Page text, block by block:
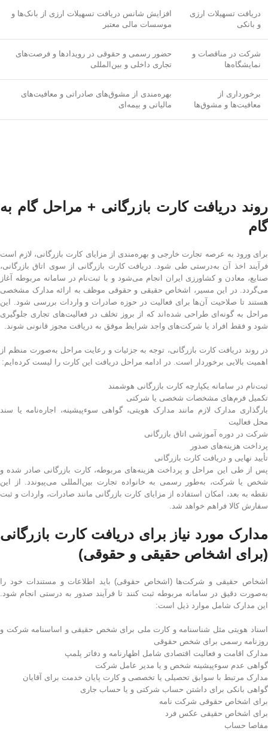
دریافت تسهیلات ارزی
و بانکی
افزایش شانس دریافت تسهیلات ارزی از بانک‌ها و
موسسات مالی معتبر
شرکت در مناقصات و
نمایشگاه‌ها
حضور رسمی و حقوقی در رویدادها و فرصت‌های
تجاری داخلی و بین‌المللی
برخورداری از
معافیت‌ها و مشوق‌ها
بهره‌مندی از مشوق‌های صادراتی و معافیت‌های
مالیاتی و بیمه‌ای
روند دریافت کارت بازرگانی + مراحل گام به
گام
برای ورود به عرصه تجارت خارجی و بهره‌مندی از مزایای کارت بازرگانی، لازم است
فرآیند اخذ آن به‌درستی طی شود. دریافت کارت بازرگانی از سوی اتاق بازرگانی،
صنایع، معادن و کشاورزی ایران انجام می‌شود و با ثبت‌نام در سامانه مربوطه آغاز
می‌گردد. در این مسیر، اشخاص حقیقی و حقوقی موظف به ارائه مدارک مشخصی
هستند تا صلاحیت آن‌ها برای فعالیت در حوزه صادرات و واردات بررسی شود. این
مراحل به گونه‌ای طراحی شده‌اند که از بروز تخلف در فعالیت‌های تجاری جلوگیری
شود و فقط افراد یا شرکت‌های واجد شرایط موفق به دریافت مجوز قانونی شوند.
در روند دریافت کارت بازرگانی، توجه به جزئیات و رعایت مراحل به‌صورت منظم از
اهمیت بالایی برخوردار است. در ادامه مراحل دریافت این کارت را لیست کرده‌ایم:
ثبت‌نام در سامانه یکپارچه کارت بازرگانی هوشمند
تکمیل فرم‌های مشخصات شخصی یا شرکتی
بارگذاری مدارک لازم مانند مدارک هویتی، گواهی سوءپیشینه، اجاره‌نامه یا سند
محل فعالیت
شرکت در دوره آموزشی اتاق بازرگانی
پرداخت هزینه‌های صدور
تأیید نهایی و دریافت کارت بازرگانی
پس از طی این مراحل و پرداخت هزینه‌های مربوطه، کارت بازرگانی صادر شده و
شخص یا شرکت، به‌طور رسمی به خانواده تجارت بین‌المللی می‌پیوندد. از این
نقطه به بعد، امکان استفاده از مزایای کارت بازرگانی مانند صادرات، واردات و ثبت
سفارش کالا فراهم خواهد شد.
مدارک مورد نیاز برای دریافت کارت بازرگانی
(برای اشخاص حقیقی و حقوقی)
اشخاص حقیقی و شرکت‌ها (اشخاص حقوقی) باید اطلاعات و مستندات خود را
به‌صورت دقیق در سامانه مربوطه ثبت کنند تا فرآیند صدور به درستی انجام شود.
این مدارک شامل موارد ذیل است:
اسناد هویتی مثل شناسنامه و کارت ملی برای شخص حقیقی و اساسنامه شرکت و
روزنامه رسمی برای شخص حقوقی
مدارک اقامت و فعالیت اقتصادی شامل اظهارنامه و دفاتر پلمپ
گواهی عدم سوءپیشینه شخص و یا مدیر عامل شرکت
مدارک مرتبط با سوابق تحصیلی یا تخصصی و کارت پایان خدمت برای آقایان
گواهی بانکی برای داشتن حساب شرکتی و یا حساب جاری
برای اشخاص حقوقی شرکت نامه
برای اشخاص حقیقی عکس فرد
مفاصا حساب